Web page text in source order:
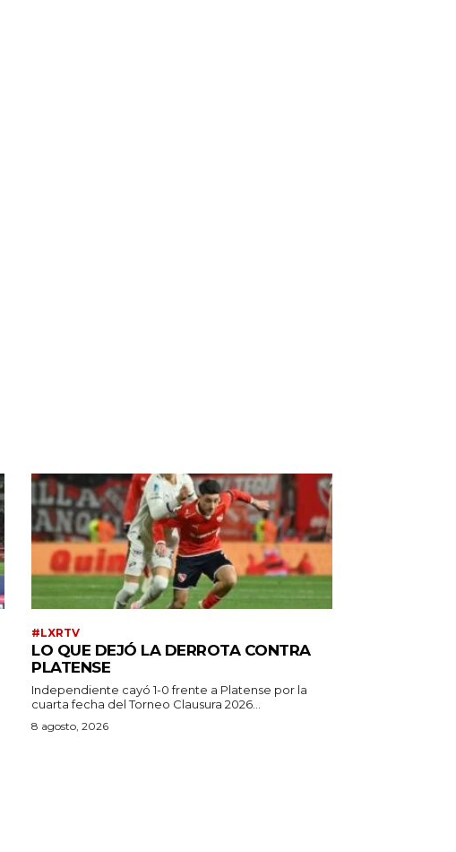
#LXRTV
LO QUE DEJÓ LA DERROTA CONTRA
PLATENSE
Independiente cayó 1-0 frente a Platense por la
cuarta fecha del Torneo Clausura 2026...
8 agosto, 2026